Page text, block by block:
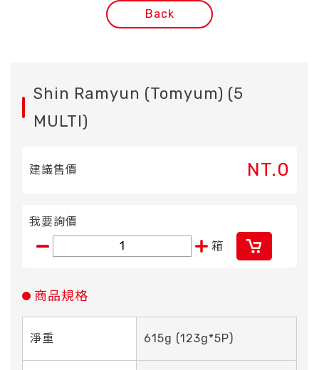
Back
Shin Ramyun (Tomyum) (5
MULTI)
建議售價 NT.0
我要詢價
箱
商品規格
淨重 615g (123g*5P)